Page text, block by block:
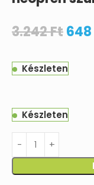
3.242Ft648
Készleten
Készleten